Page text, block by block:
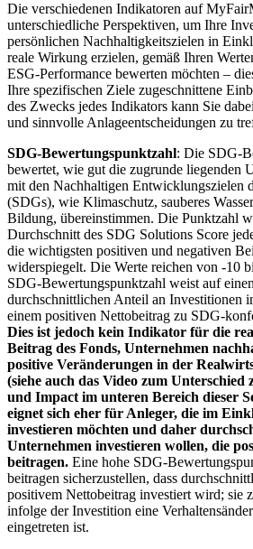
Die verschiedenen Indikatoren auf
unterschiedliche Perspektiven, um Ihre
persönlichen Nachhaltigkeitszielen in
reale Wirkung erzielen, gemäß Ihren
ESG-Performance bewerten möchten –
Ihre spezifischen Ziele zugeschnittene
des Zwecks jedes Indikators kann Sie
und sinnvolle Anlageentscheidungen zu
SDG-Bewertungspunktzahl: Die SDG-
bewertet, wie gut die zugrunde liegenden
mit den Nachhaltigen Entwicklungszielen
(SDGs), wie Klimaschutz, sauberes
Bildung, übereinstimmen. Die Punktzahl
Durchschnitt des SDG Solutions Score
die wichtigsten positiven und negativen
widerspiegelt. Die Werte reichen von -10
SDG-Bewertungspunktzahl weist auf
durchschnittlichen Anteil an Investitionen
einem positiven Nettobeitrag zu SDG-
Dies ist jedoch kein Indikator für die
Beitrag des Fonds, Unternehmen
positive Veränderungen in der
(siehe auch das Video zum Unterschied
und Impact im unteren Bereich dieser
eignet sich eher für Anleger, die im
investieren möchten und daher
Unternehmen investieren wollen, die
beitragen. Eine hohe SDG-
beitragen sicherzustellen, dass
positivem Nettobeitrag investiert wird; sie
infolge der Investition eine
eingetreten ist.